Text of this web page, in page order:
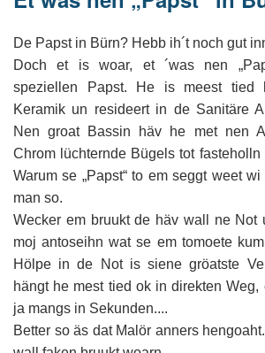
De Papst in Bürn? Hebb ih´t noch gut
Doch et is woar, et ´was nen
speziellen Papst. He is meest tied
Keramik un resideert in de Sanitäre
Nen groat Bassin häv he met nen
Chrom lüchternde Bügels tot
Warum se „Papst“ to em seggt weet
man so.
Wecker em bruukt de häv wall ne Not
moj antoseihn wat se em tomoete
Hölpe in de Not is siene gröatste
hängt he mest tied ok in direkten Weg,
ja mangs in Sekunden....
Better so äs dat Malör anners